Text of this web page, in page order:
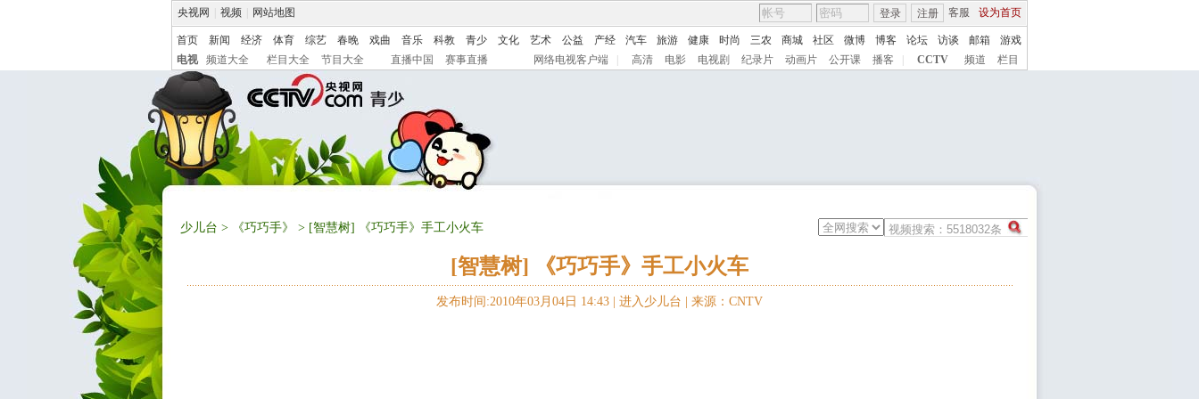
央视网 视频 网站地图 客服 设为首页
登录 注册
首页 新闻 经济 体育 综艺 春晚 戏曲 音乐 科教 青少 文化 艺术 公益 产经 汽车 旅游 健康 时尚 三农 商城 社区 微博 博客 论坛 访谈 邮箱
游戏
电视
频道大全 栏目大全 节目大全 直播中国 赛事直播 网络电视客户端 高清 电影 电视剧 纪录片 动画片 公开课 播客 CCTV 频道 栏目
少儿台 > 《巧巧手》 > [智慧树] 《巧巧手》手工小火车
[智慧树] 《巧巧手》手工小火车
发布时间:2010年03月04日 14:43 | 进入少儿台 来源：CNTV